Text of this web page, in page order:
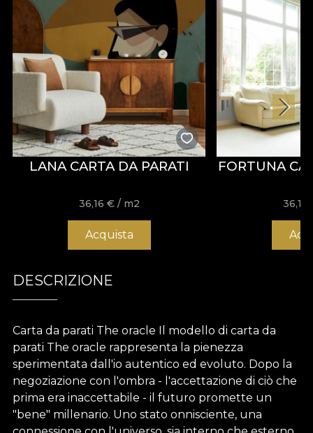
LANA CARTA DA PARATI
36,16 € / m2
Acquista
FORTUNA
36,16
DESCRIZIONE
Carta da parati The oracle Il modello di carta da
parati The oracle rappresenta la pienezza
sperimentata dall'io autentico ed evoluto. Dopo la
negoziazione con l'ombra - l'accettazione di ciò che
prima era inaccettabile - il futuro promette un
"bene" millenario. Uno stato onnisciente, una